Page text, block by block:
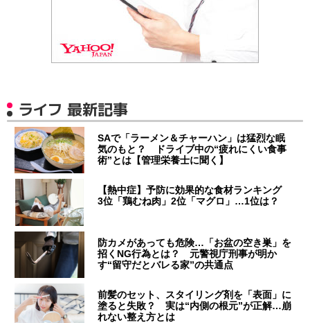
ライフ 最新記事
SAで「ラーメン＆チャーハン」は猛烈な眠
気のもと？ ドライブ中の“疲れにくい食事
術”とは【管理栄養士に聞く】
【熱中症】予防に効果的な食材ランキング
3位「鶏むね肉」2位「マグロ」…1位は？
防カメがあっても危険…「お盆の空き巣」を
招くNG行為とは？ 元警視庁刑事が明か
す“留守だとバレる家”の共通点
前髪のセット、スタイリング剤を「表面」に
塗ると失敗？ 実は“内側の根元”が正解…崩
れない整え方とは